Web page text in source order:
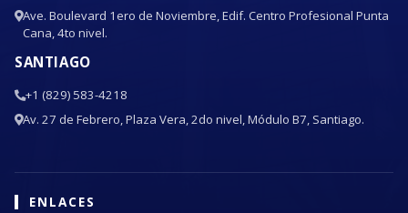
Ave. Boulevard 1ero de Noviembre, Edif. Centro Profesional Punta
Cana, 4to nivel.
SANTIAGO
+1 (829) 583-4218
Av. 27 de Febrero, Plaza Vera, 2do nivel, Módulo B7, Santiago.
ENLACES